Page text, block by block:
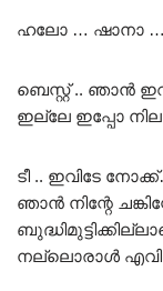
ഹലോ … ഷാനാ …
ബെസ്റ്റ് .. ഞാൻ
ഇല്ലേ ഇപ്പോ
ടീ .. ഇവിടേ
ഞാൻ നിന്റേ
നല്ലൊരാൾ